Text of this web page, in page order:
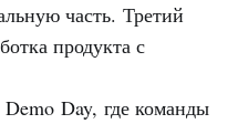
часть. Третий
продукта с
Day, где команды